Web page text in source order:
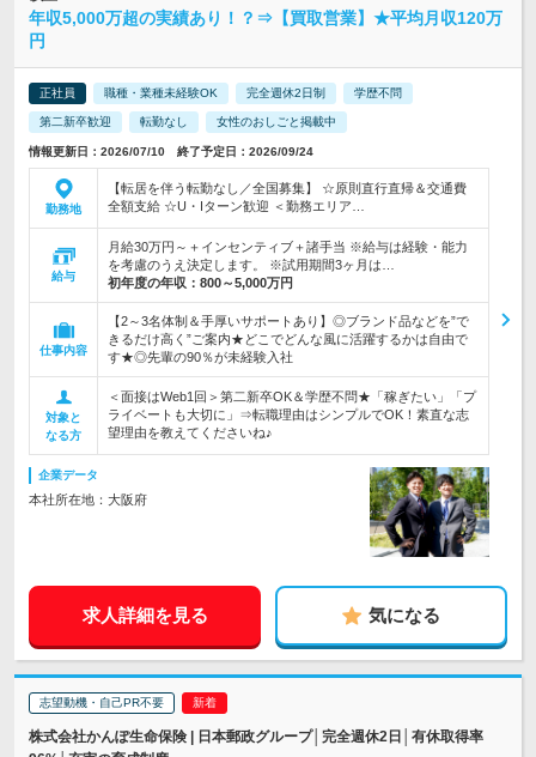
年収5,000万超の実績あり！？⇒【買取営業】★平均月収120万
円
正社員 職種・業種未経験OK 完全週休2日制 学歴不問
第二新卒歓迎 転勤なし 女性のおしごと掲載中
情報更新日：2026/07/10 終了予定日：2026/09/24
勤務地
【転居を伴う転勤なし／全国募集】 ☆原則直行直帰＆交通費
全額支給 ☆U・Iターン歓迎 ＜勤務エリア…
給与
月給30万円～＋インセンティブ＋諸手当 ※給与は経験・能力
を考慮のうえ決定します。 ※試用期間3ヶ月は…
初年度の年収： 800～5,000万円
仕事内容
【2～3名体制＆手厚いサポートあり】◎ブランド品などを”で
きるだけ高く”ご案内★どこでどんな風に活躍するかは自由で
す★◎先輩の90％が未経験入社
対象と
なる方
＜面接はWeb1回＞第二新卒OK＆学歴不問★「稼ぎたい」「プ
ライベートも大切に」⇒転職理由はシンプルでOK！素直な志
望理由を教えてくださいね♪
企業データ
本社所在地：大阪府
求人詳細を見る 気になる
志望動機・自己PR不要
株式会社かんぽ生命保険 | 日本郵政グループ│完全週休2日│有休取得率